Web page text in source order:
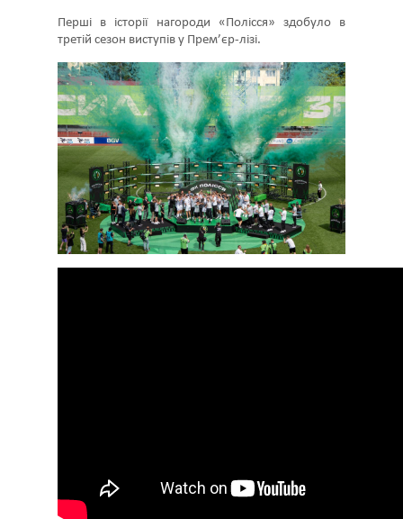
Перші в історії нагороди «Полісся» здобуло в
третій сезон виступів у Прем’єр-лізі.